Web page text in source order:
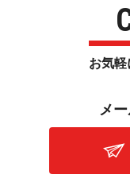
お気軽
メー